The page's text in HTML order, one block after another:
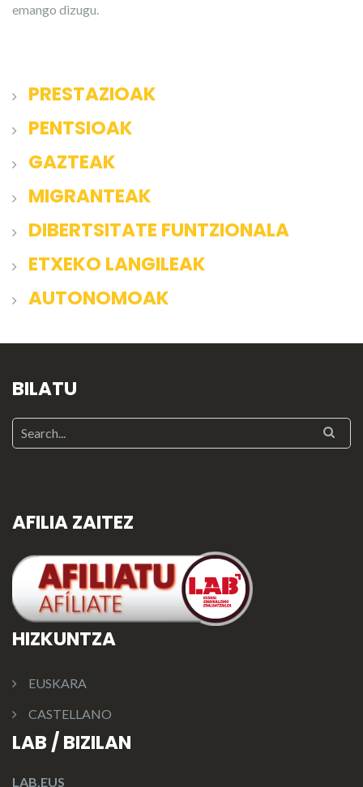
emango dizugu.
PRESTAZIOAK
PENTSIOAK
GAZTEAK
MIGRANTEAK
DIBERTSITATE FUNTZIONALA
ETXEKO LANGILEAK
AUTONOMOAK
BILATU
AFILIA ZAITEZ
HIZKUNTZA
EUSKARA
CASTELLANO
LAB / BIZILAN
LAB.EUS